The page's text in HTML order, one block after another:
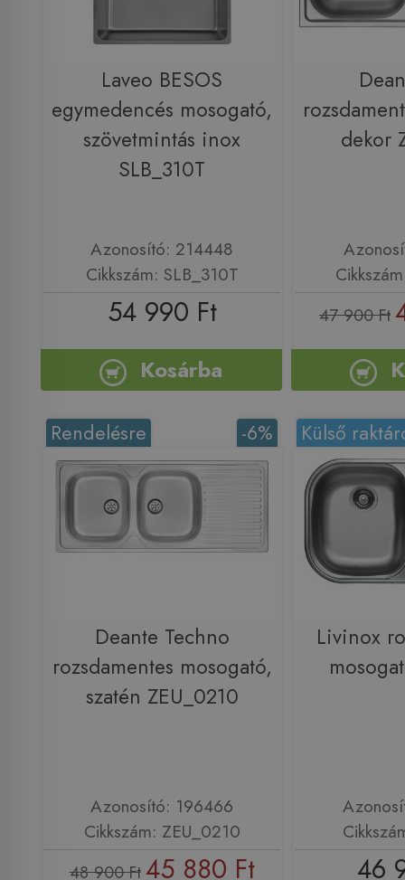
Laveo BESOS
egymedencés mosogató,
szövetmintás inox
SLB_310T
Azonosító: 214448
Cikkszám: SLB_310T
54 990 Ft
Kosárba
dekor
47 900 Ft
-6%
Rendelésre
Deante Techno
rozsdamentes mosogató,
szatén ZEU_0210
Azonosító: 196466
Cikkszám: ZEU_0210
48 900 Ft 45 880 Ft
Külső
Livinox
46